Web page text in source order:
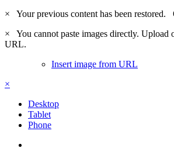
×
Your previous content has been restored.
×
You cannot paste images directly. Upload
URL.
Insert image from URL
×
Desktop
Tablet
Phone